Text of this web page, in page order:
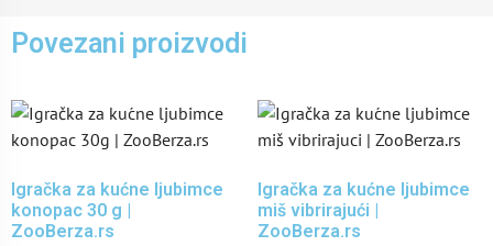
Povezani proizvodi
Igračka za kućne ljubimce
konopac 30 g |
ZooBerza.rs
Igračka za kućne ljubimce
miš vibrirajući |
ZooBerza.rs